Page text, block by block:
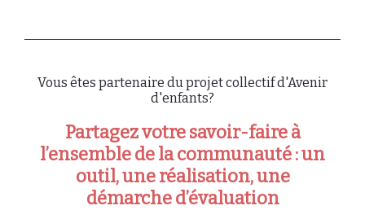
Vous êtes partenaire du projet collectif d'Avenir
d'enfants?
Partagez votre savoir-faire à
l’ensemble de la communauté : un
outil, une réalisation, une
démarche d’évaluation